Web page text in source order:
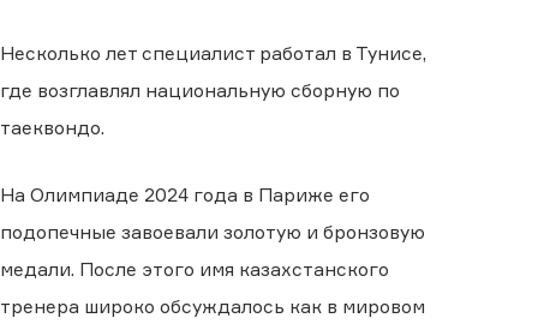
Несколько лет специалист работал в Тунисе,
где возглавлял национальную сборную по
таеквондо.
На Олимпиаде 2024 года в Париже его
подопечные завоевали золотую и бронзовую
медали. После этого имя казахстанского
тренера широко обсуждалось как в мировом